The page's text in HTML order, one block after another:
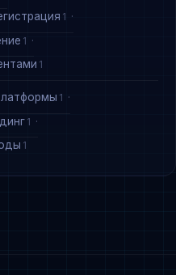
1
1
1
1
1
1